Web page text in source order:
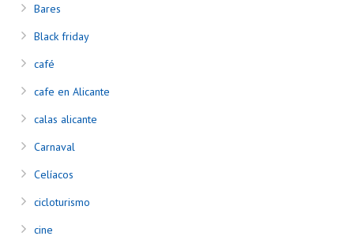
Bares
Black friday
café
cafe en Alicante
calas alicante
Carnaval
Celíacos
cicloturismo
cine